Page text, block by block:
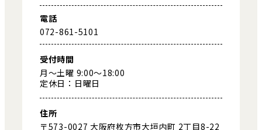
電話
072-861-5101
受付時間
月～土曜 9:00～18:00
定休日：日曜日
住所
〒573-0027 大阪府枚方市大垣内町 2丁目8-22